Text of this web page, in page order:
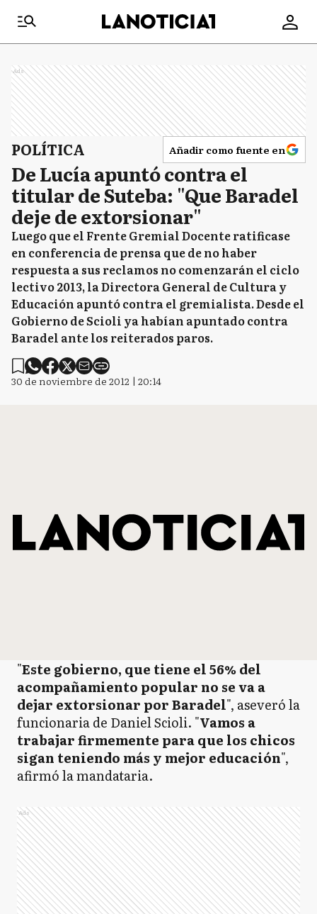
Ads
POLÍTICA Añadir como fuente en
De Lucía apuntó contra el
titular de Suteba: "Que Baradel
deje de extorsionar"
Luego que el Frente Gremial Docente ratificase
en conferencia de prensa que de no haber
respuesta a sus reclamos no comenzarán el ciclo
lectivo 2013, la Directora General de Cultura y
Educación apuntó contra el gremialista. Desde el
Gobierno de Scioli ya habían apuntado contra
Baradel ante los reiterados paros.
30 de noviembre de 2012 | 20:14
"Este gobierno, que tiene el 56% del
acompañamiento popular no se va a
dejar extorsionar por Baradel", aseveró la
funcionaria de Daniel Scioli. "Vamos a
trabajar firmemente para que los chicos
sigan teniendo más y mejor educación",
afirmó la mandataria.
Ads